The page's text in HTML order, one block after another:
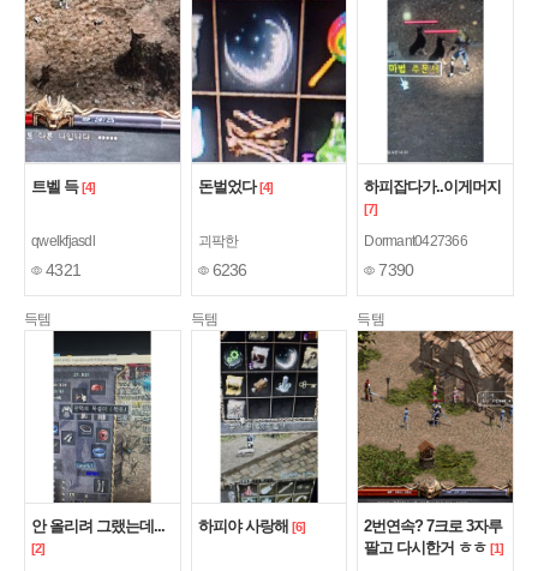
트벨 득 [4]
qwelkfjasdl
4321
돈벌었다 [4]
괴팍한
6236
하피잡다가..이게머지
[7]
Dormant0427366
7390
득템
안 올리려 그랬는데...
[2]
득템
하피야 사랑해 [6]
득템
2번연속? 7크로 3자루
팔고 다시한거 ㅎㅎ [1]